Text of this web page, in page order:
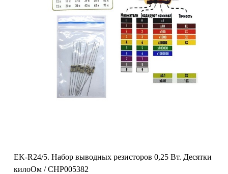
EK-R24/5. Набор выводных резисторов 0,25 Вт. Десятки
килоОм / CHP005382